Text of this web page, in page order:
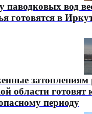
паводковых вод
готовятся в
области готовят
периоду